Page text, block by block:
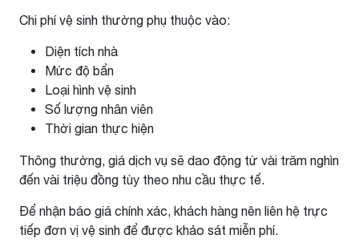
Chi phí vệ sinh thường phụ thuộc vào:
Diện tích nhà
Mức độ bẩn
Loại hình vệ sinh
Số lượng nhân viên
Thời gian thực hiện
Thông thường, giá dịch vụ sẽ dao động từ vài trăm nghìn
đến vài triệu đồng tùy theo nhu cầu thực tế.
Để nhận báo giá chính xác, khách hàng nên liên hệ trực
tiếp đơn vị vệ sinh để được khảo sát miễn phí.